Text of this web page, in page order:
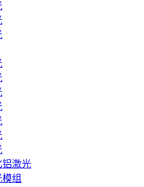
铝激光
组